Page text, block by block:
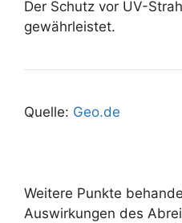
Der Schutz vor UV-
gewährleistet.
Quelle: Geo.de
Weitere Punkte
Auswirkungen des